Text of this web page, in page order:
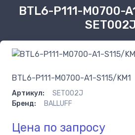
BTL6-P111-M0700-
BTL6-P111-M0700-A1-S115/KM1
Артикул:
SET002J
Бренд:
BALLUFF
Цена по запросу